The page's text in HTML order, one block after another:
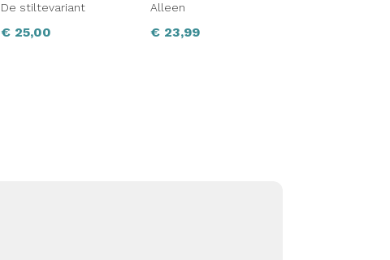
De stiltevariant
€ 25,00
Alleen
€23,99